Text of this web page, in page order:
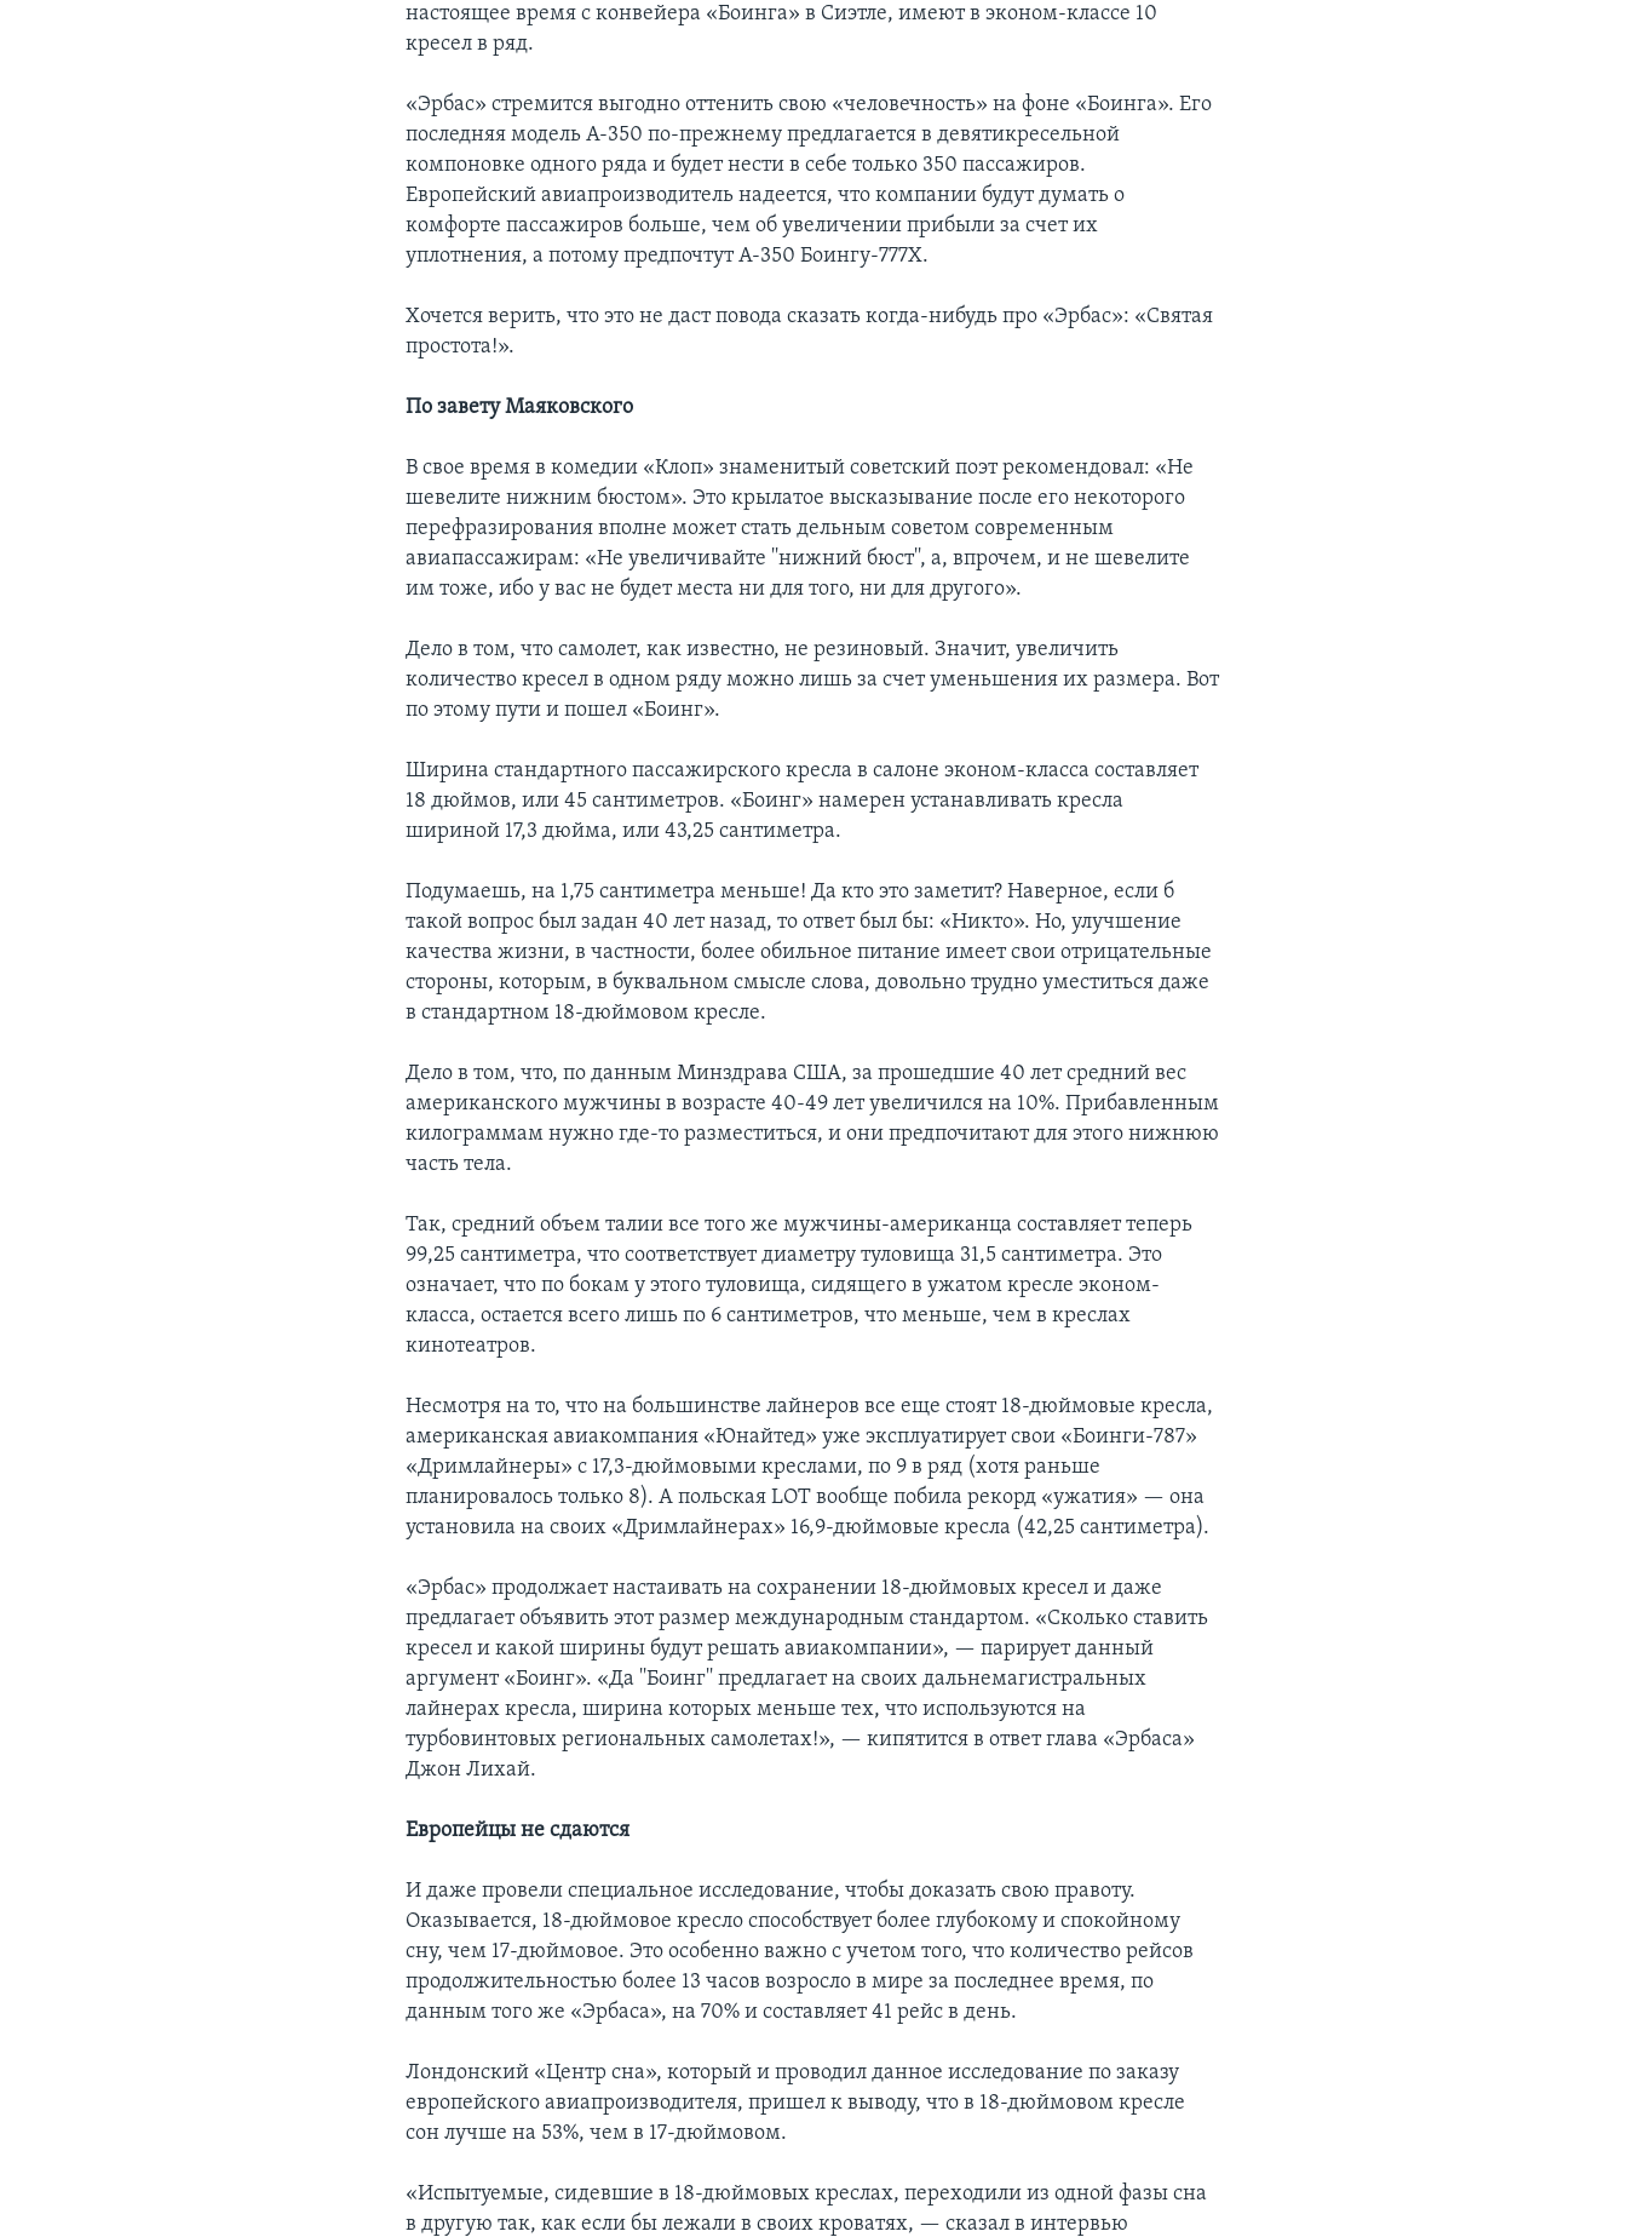
настоящее время с конвейера «Боинга» в Сиэтле, имеют в эконом-классе 10
кресел в ряд.
«Эрбас» стремится выгодно оттенить свою «человечность» на фоне «Боинга». Его
последняя модель А-350 по-прежнему предлагается в девятикресельной
компоновке одного ряда и будет нести в себе только 350 пассажиров.
Европейский авиапроизводитель надеется, что компании будут думать о
комфорте пассажиров больше, чем об увеличении прибыли за счет их
уплотнения, а потому предпочтут А-350 Боингу-777Х.
Хочется верить, что это не даст повода сказать когда-нибудь про «Эрбас»: «Святая
простота!».
По завету Маяковского
В свое время в комедии «Клоп» знаменитый советский поэт рекомендовал: «Не
шевелите нижним бюстом». Это крылатое высказывание после его некоторого
перефразирования вполне может стать дельным советом современным
авиапассажирам: «Не увеличивайте ''нижний бюст'', а, впрочем, и не шевелите
им тоже, ибо у вас не будет места ни для того, ни для другого».
Дело в том, что самолет, как известно, не резиновый. Значит, увеличить
количество кресел в одном ряду можно лишь за счет уменьшения их размера. Вот
по этому пути и пошел «Боинг».
Ширина стандартного пассажирского кресла в салоне эконом-класса составляет
18 дюймов, или 45 сантиметров. «Боинг» намерен устанавливать кресла
шириной 17,3 дюйма, или 43,25 сантиметра.
Подумаешь, на 1,75 сантиметра меньше! Да кто это заметит? Наверное, если б
такой вопрос был задан 40 лет назад, то ответ был бы: «Никто». Но, улучшение
качества жизни, в частности, более обильное питание имеет свои отрицательные
стороны, которым, в буквальном смысле слова, довольно трудно уместиться даже
в стандартном 18-дюймовом кресле.
Дело в том, что, по данным Минздрава США, за прошедшие 40 лет средний вес
американского мужчины в возрасте 40-49 лет увеличился на 10%. Прибавленным
килограммам нужно где-то разместиться, и они предпочитают для этого нижнюю
часть тела.
Так, средний объем талии все того же мужчины-американца составляет теперь
99,25 сантиметра, что соответствует диаметру туловища 31,5 сантиметра. Это
означает, что по бокам у этого туловища, сидящего в ужатом кресле эконом-
класса, остается всего лишь по 6 сантиметров, что меньше, чем в креслах
кинотеатров.
Несмотря на то, что на большинстве лайнеров все еще стоят 18-дюймовые кресла,
американская авиакомпания «Юнайтед» уже эксплуатирует свои «Боинги-787»
«Дримлайнеры» с 17,3-дюймовыми креслами, по 9 в ряд (хотя раньше
планировалось только 8). А польская LOT вообще побила рекорд «ужатия» — она
установила на своих «Дримлайнерах» 16,9-дюймовые кресла (42,25 сантиметра).
«Эрбас» продолжает настаивать на сохранении 18-дюймовых кресел и даже
предлагает объявить этот размер международным стандартом. «Сколько ставить
кресел и какой ширины будут решать авиакомпании», — парирует данный
аргумент «Боинг». «Да ''Боинг'' предлагает на своих дальнемагистральных
лайнерах кресла, ширина которых меньше тех, что используются на
турбовинтовых региональных самолетах!», — кипятится в ответ глава «Эрбаса»
Джон Лихай.
Европейцы не сдаются
И даже провели специальное исследование, чтобы доказать свою правоту.
Оказывается, 18-дюймовое кресло способствует более глубокому и спокойному
сну, чем 17-дюймовое. Это особенно важно с учетом того, что количество рейсов
продолжительностью более 13 часов возросло в мире за последнее время, по
данным того же «Эрбаса», на 70% и составляет 41 рейс в день.
Лондонский «Центр сна», который и проводил данное исследование по заказу
европейского авиапроизводителя, пришел к выводу, что в 18-дюймовом кресле
сон лучше на 53%, чем в 17-дюймовом.
«Испытуемые, сидевшие в 18-дюймовых креслах, переходили из одной фазы сна
в другую так, как если бы лежали в своих кроватях, — сказал в интервью